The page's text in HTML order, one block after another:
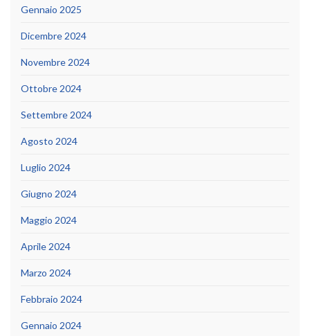
Gennaio 2025
Dicembre 2024
Novembre 2024
Ottobre 2024
Settembre 2024
Agosto 2024
Luglio 2024
Giugno 2024
Maggio 2024
Aprile 2024
Marzo 2024
Febbraio 2024
Gennaio 2024